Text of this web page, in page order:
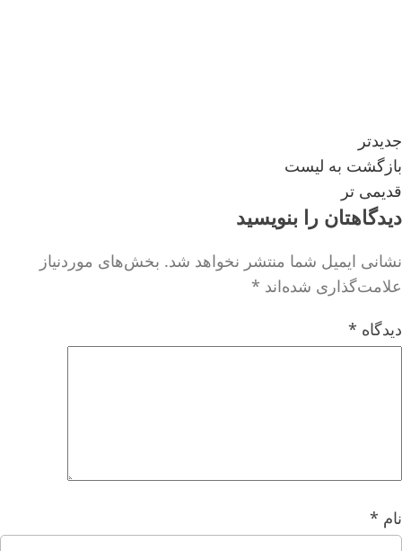
جدیدتر
بازگشت به لیست
قدیمی تر
دیدگاهتان را بنویسید
نشانی ایمیل شما منتشر نخواهد شد. بخش‌های موردنیاز
علامت‌گذاری شده‌اند *
دیدگاه *
نام *